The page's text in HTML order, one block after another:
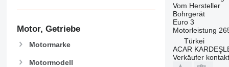
Motor, Getriebe
Motormarke
Motormodell
Vom Hersteller
Bohrgerät
Euro 3
Motorleistung
Türkei
ACAR
Verkäufer